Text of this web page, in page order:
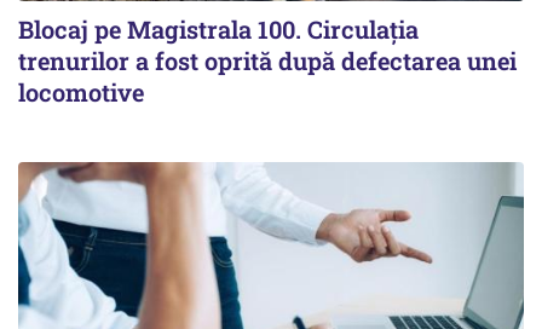
Blocaj pe Magistrala 100. Circulația
trenurilor a fost oprită după defectarea unei
locomotive